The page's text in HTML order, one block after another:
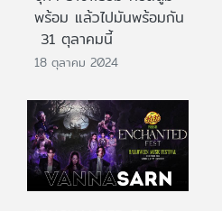
พร้อม แล้วไปมันพร้อมกัน
31 ตุลาคมนี้
18 ตุลาคม 2024